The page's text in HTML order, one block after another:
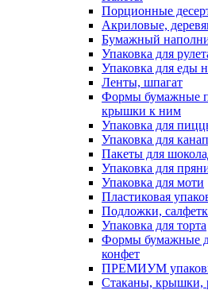
Порционные
Акриловые,
Бумажный
Упаковка для
Упаковка для еды
Ленты, шпагат
Формы бумажные
крышки к ним
Упаковка для
Упаковка для
Пакеты для
Упаковка для
Упаковка для моти
Пластиковая
Подложки,
Упаковка для торта
Формы бумажные
конфет
ПРЕМИУМ
Стаканы, крышки,